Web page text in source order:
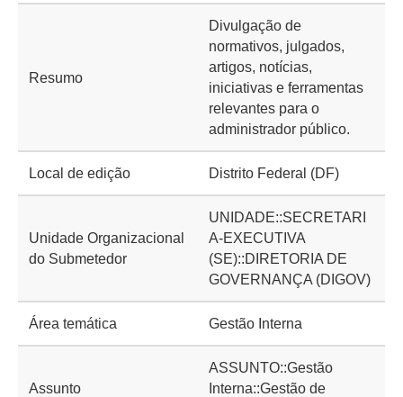
Resumo
Divulgação de
normativos, julgados,
artigos, notícias,
iniciativas e ferramentas
relevantes para o
administrador público.
Local de edição Distrito Federal (DF)
Unidade Organizacional
do Submetedor
UNIDADE::SECRETARI
A-EXECUTIVA
(SE)::DIRETORIA DE
GOVERNANÇA (DIGOV)
Área temática Gestão Interna
Assunto
ASSUNTO::Gestão
Interna::Gestão de